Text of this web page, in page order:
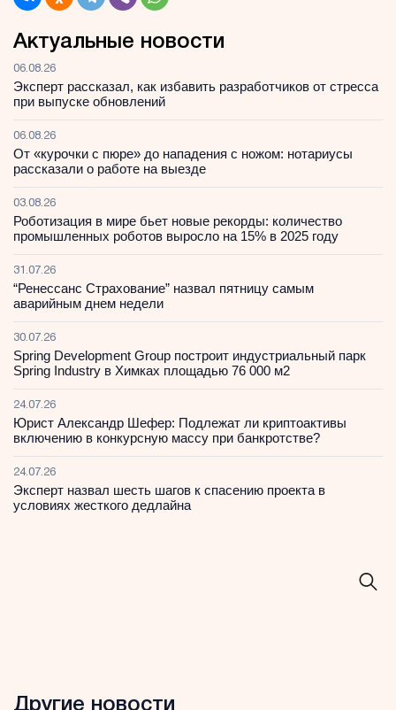
Актуальные новости
06.08.26
Эксперт рассказал, как избавить разработчиков от стресса
при выпуске обновлений
06.08.26
От «курочки с пюре» до нападения с ножом: нотариусы
рассказали о работе на выезде
03.08.26
Роботизация в мире бьет новые рекорды: количество
промышленных роботов выросло на 15% в 2025 году
31.07.26
“Ренессанс Страхование” назвал пятницу самым
аварийным днем недели
30.07.26
Spring Development Group построит индустриальный парк
Spring Industry в Химках площадью 76 000 м2
24.07.26
Юрист Александр Шефер: Подлежат ли криптоактивы
включению в конкурсную массу при банкротстве?
24.07.26
Эксперт назвал шесть шагов к спасению проекта в
условиях жесткого дедлайна
Другие новости